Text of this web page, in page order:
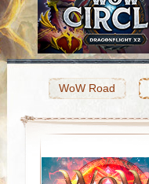
WoW Road